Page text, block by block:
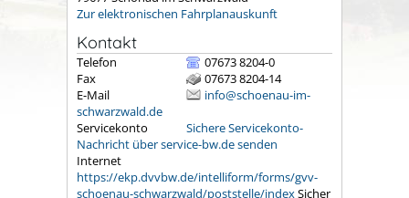
Zur elektronischen Fahrplanauskunft
Kontakt
Telefon
07673 8204-0
Fax
07673 8204-14
E-Mail
info@schoenau-im-
schwarzwald.de
Servicekonto
Sichere Servicekonto-
Nachricht über service-bw.de senden
Internet
https://ekp.dvvbw.de/intelliform/forms/gvv-
schoenau-schwarzwald/poststelle/indexSicher